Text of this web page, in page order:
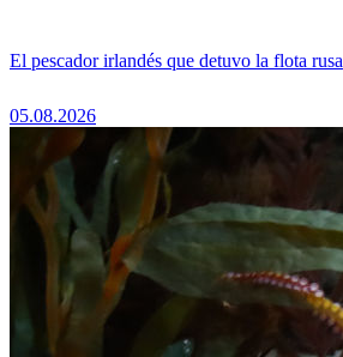
El pescador irlandés que detuvo la flota rusa
05.08.2026